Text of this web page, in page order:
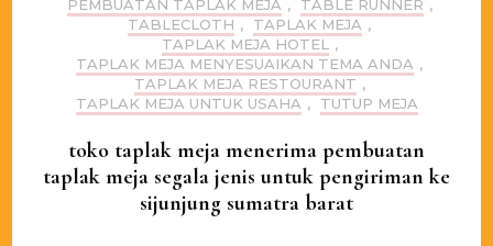
PEMBUATAN TAPLAK MEJA , TABLE RUNNER ,
TABLECLOTH , TAPLAK MEJA ,
TAPLAK MEJA HOTEL
,
TAPLAK MEJA MENYESUAIKAN TEMA ANDA ,
TAPLAK MEJA RESTOURANT ,
TAPLAK MEJA UNTUK USAHA , TUTUP MEJA
toko taplak meja menerima pembuatan
taplak meja segala jenis untuk pengiriman ke
sijunjung sumatra barat